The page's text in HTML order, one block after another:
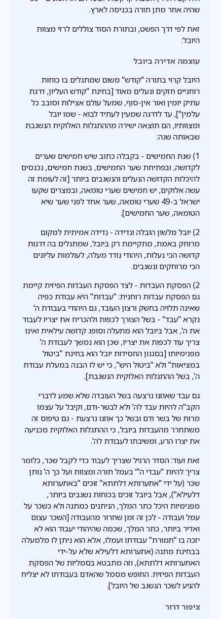
שהיה אחר מתן תורה בכניסה לארץ.
זאת לפי דרך הפשט, ובתורת הסוד צוללים לרזי מצוות
היובל:
עוצמה אדירה ביובל
היובל קרוי בתורה "קודש" משום שמתגלים בו כוחות
רוחניים חזקים ונעלים מאוד [בחינת "קודש העליון, דרגת
עתיק יומין ואור אין-סוף, שמעל עולם אצילות וסובב כל
עלמין"], עד לדרגה שמעין לעתיד לבוא - שמו יובל
ומצוותיו, הם תוצאה ישירה מההתגלות האלוקית הנשגבת
שבאותה שנה:
1) שנת החמישים - בקבלה כתוב שיש חמישים שערים
לקדושה, ובפתיחת שער החמישים, בשנת חמישים, נכנסים
להיכלות הקדושה הנעלים והנשגבים ביותר [זה לעומת זה
עשה אלוקים, יש חמישים שערי טומאה, ובמצרים שקעו
ישראל ב-49 שערי טומאה, שער אחד לפני שער שיא
הטומאה, שער החמישים].
2) יובל מלשון הובלה ונדידה - נדידה אמיתית למקום
מרוחק באמת, מתקיימת רק ביובל, שמתגלים בה דרגות
קדושה הכי נעלות, היהודי נודד מעלה, לעולמות עליונים
הכי מרוחקים ונשגבים.
2) הפסקת העבדות - לצד הפסקת העבדות הפיזית קיימת
גם הפסקת עבדות רוחנית: "עבדות" היא עבודת כפיה
שאינה תלויה בחשק ורצון העובד, גם היהודי בעבודת ה'
נקרא "עבד" - בשל הצורך לכפות ולהכריח את יצריו לעבוד
את ה', אבל ביובל הוא מתעלה וסופג קדושה עילאית ואינו
צריך עוד לכפות את יצריו, שכן הוא נמשך לעבודת ה'
מפנימיותו [בסגנון החסידות יובל הוא בחינת "ביטול
במציאות" ולא "ביטול היש", כי יש לו הבנה במעלת עבודת
ה', בשל ההתגלות האלוקית הנשגבת].
גם עבד שאוזנו נרצעה בשל העובדה שלא שמע לדברי
הקב"ה להיות עבד לה' ולא לבשר-ודם, וקיבל על עצמו
מרות של בשר ודם ובשל כך אוזנו נרצעת - גם טיפוס זה
משתחרר מהעבדות ביובל, כי ההתגלות האלוקית מכניעה
את יצרו הרע, ומשיבתו לעבודת לה'.
זאת ועוד: הסדר הרגיל שצריך לעבוד כדי לקבל שכר, כלומר
צריך להיות "עבדי ה'" בעמל תורה ומצוות ועל כך ה' נותן
שכר (על ידי "אתערותא דלתתא" זוכים "באתערותא
דלעילא"), אבל ביובל זוכים בכוחות נשגבים ביותר,
מפנימיות היכל כתר המלך, הניתנים כמתנה ולא כשכר על
עמל ועבודה - לכן זה זמן שחרור מהעבודה [השכר עצום
ואדיר ביותר, כתר המלך, שכמה שהיהודי יעבוד הוא לא
יזכה בו "תמורת" עבודתו ועמלו, אלא הוא ניתן לו מלמעלה
בבחינת מתנה (אתערותא דלעילא שלא על-ידי
האתערותא דלתתא), וזה מתבטא בסמליות של הפסקת
העבדות הפיזית. החופש מסמל שהאדם בעבודתו לא יצליח
להגיע לשכר הנשגב של היובל].
ציפור דרור